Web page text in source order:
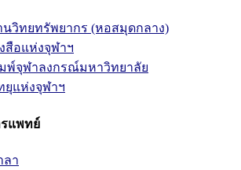
นวิทยทรัพยากร (หอสมุดกลาง)
สือแห่งจุฬาฯ
พ์จุฬาลงกรณ์มหาวิทยาลัย
ยุแห่งจุฬาฯ
แพทย์
ลา